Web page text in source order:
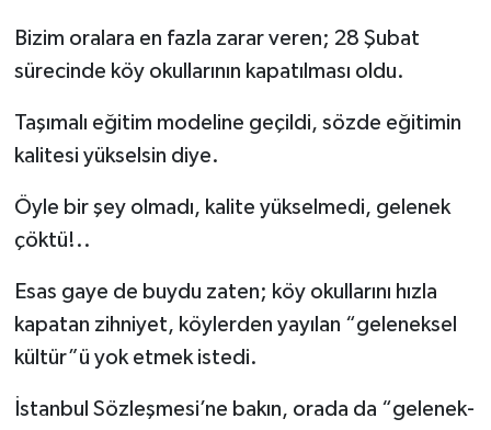
Bizim oralara en fazla zarar veren; 28 Şubat
sürecinde köy okullarının kapatılması oldu.
Taşımalı eğitim modeline geçildi, sözde eğitimin
kalitesi yükselsin diye.
Öyle bir şey olmadı, kalite yükselmedi, gelenek
çöktü!..
Esas gaye de buydu zaten; köy okullarını hızla
kapatan zihniyet, köylerden yayılan “geleneksel
kültür”ü yok etmek istedi.
İstanbul Sözleşmesi’ne bakın, orada da “gelenek-